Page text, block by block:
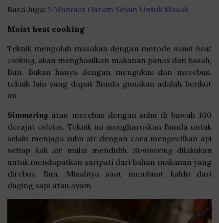
Baca Juga: 5 Manfaat Garam Selain Untuk Masak
Moist heat cooking
Teknik mengolah masakan dengan metodemoist heat
cooking, akan menghasilkan makanan panas dan basah,
Bun. Bukan hanya dengan mengukus dan merebus,
teknik lain yang dapat Bunda gunakan adalah berikut
ini.
Simmering atau merebus dengan suhu di bawah 100
derajat celcius. Teknik ini mengharuskan Bunda untuk
selalu menjaga suhu air dengan cara mengecilkan api
setiap kali air mulai mendidih. Simmering dilakukan
untuk mendapatkan saripati dari bahan makanan yang
direbus, Bun. Misalnya saat membuat kaldu dari
daging sapi atau ayam.